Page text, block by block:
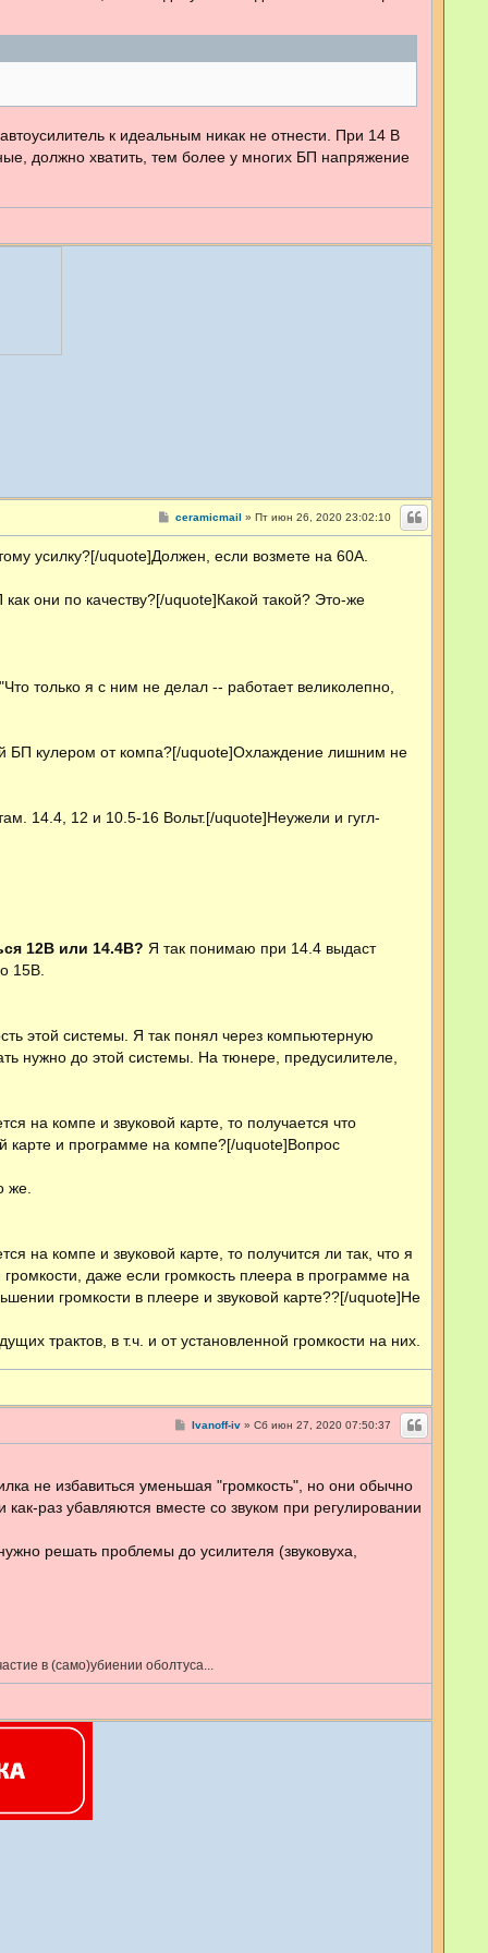
к идеальным никак не отнести. При 14 В
должно хватить, тем более у многих БП напряжение
С
б
и
ceramicmail » Пт июн 26, 2020 23:02:10
усилку?[/uquote]Должен, если возмете на 60А.
они по качеству?[/uquote]Какой такой? Это-же
только я с ним не делал -- работает великолепно,
БП кулером от компа?[/uquote]Охлаждение лишним не
14.4, 12 и 10.5-16 Вольт.[/uquote]Неужели и гугл-
12В или 14.4В? Я так понимаю при 14.4 выдаст
15В.
этой системы. Я так понял через компьютерную
нужно до этой системы. На тюнере, предусилителе,
на компе и звуковой карте, то получается что
карте и программе на компе?[/uquote]Вопрос
же.
на компе и звуковой карте, то получится ли так, что я
даже если громкость плеера в программе на
громкости в плеере и звуковой карте??[/uquote]Не
трактов, в т.ч. и от установленной громкости на них.
С
е
и
Ivanoff-iv » Сб июн 27, 2020 07:50:37
не избавиться уменьшая "громкость", но они обычно
раз убавляются вместе со звуком при регулировании
решать проблемы до усилителя (звуковуха,
в (само)убиении оболтуса...